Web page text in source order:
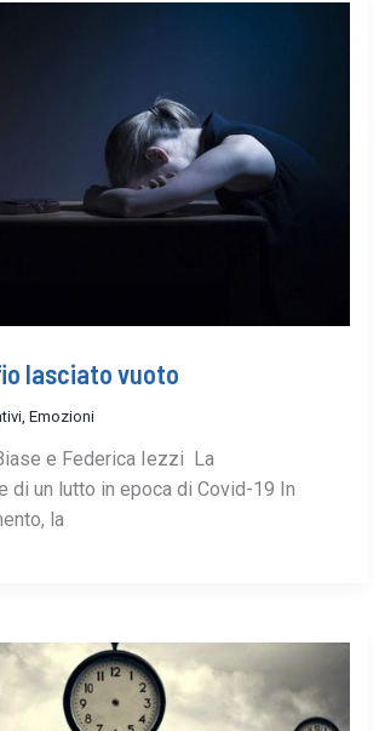
lasciato vuoto
, Emozioni
e Federica Iezzi La
di un lutto in epoca di Covid-19 In
la